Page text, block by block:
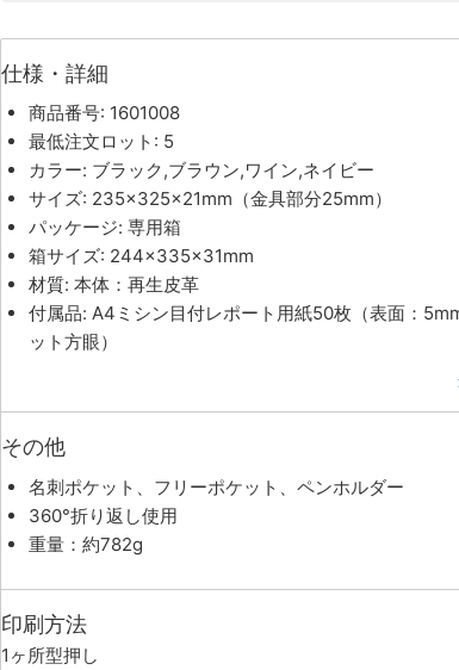
仕様・詳細
商品番号: 1601008
最低注文ロット: 5
カラー: ブラック,ブラウン,ワイン,ネイビー
サイズ: 235×325×21mm（金具部分25mm）
パッケージ: 専用箱
箱サイズ: 244×335×31mm
材質: 本体：再生皮革
付属品: A4ミシン目付レポート用紙50枚（表面：
ット方眼）
その他
名刺ポケット、フリーポケット、ペンホルダー
360°折り返し使用
重量：約782g
印刷方法
1ヶ所型押し